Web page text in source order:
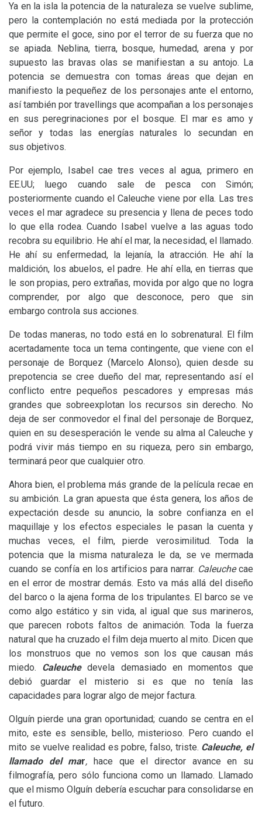
Ya en la isla la potencia de la naturaleza se vuelve sublime,
pero la contemplación no está mediada por la protección
que permite el goce, sino por el terror de su fuerza que no
se apiada. Neblina, tierra, bosque, humedad, arena y por
supuesto las bravas olas se manifiestan a su antojo. La
potencia se demuestra con tomas áreas que dejan en
manifiesto la pequeñez de los personajes ante el entorno,
así también por travellings que acompañan a los personajes
en sus peregrinaciones por el bosque. El mar es amo y
señor y todas las energías naturales lo secundan en
sus objetivos.
Por ejemplo, Isabel cae tres veces al agua, primero en
EE.UU; luego cuando sale de pesca con Simón;
posteriormente cuando el Caleuche viene por ella. Las tres
veces el mar agradece su presencia y llena de peces todo
lo que ella rodea. Cuando Isabel vuelve a las aguas todo
recobra su equilibrio. He ahí el mar, la necesidad, el llamado.
He ahí su enfermedad, la lejanía, la atracción. He ahí la
maldición, los abuelos, el padre. He ahí ella, en tierras que
le son propias, pero extrañas, movida por algo que no logra
comprender, por algo que desconoce, pero que sin
embargo controla sus acciones.
De todas maneras, no todo está en lo sobrenatural. El film
acertadamente toca un tema contingente, que viene con el
personaje de Borquez (Marcelo Alonso), quien desde su
prepotencia se cree dueño del mar, representando así el
conflicto entre pequeños pescadores y empresas más
grandes que sobreexplotan los recursos sin derecho. No
deja de ser conmovedor el final del personaje de Borquez,
quien en su desesperación le vende su alma al Caleuche y
podrá vivir más tiempo en su riqueza, pero sin embargo,
terminará peor que cualquier otro.
Ahora bien, el problema más grande de la película recae en
su ambición. La gran apuesta que ésta genera, los años de
expectación desde su anuncio, la sobre confianza en el
maquillaje y los efectos especiales le pasan la cuenta y
muchas veces, el film, pierde verosimilitud. Toda la
potencia que la misma naturaleza le da, se ve mermada
cuando se confía en los artificios para narrar. Caleuchecae
en el error de mostrar demás. Esto va más allá del diseño
del barco o la ajena forma de los tripulantes. El barco se ve
como algo estático y sin vida, al igual que sus marineros,
que parecen robots faltos de animación. Toda la fuerza
natural que ha cruzado el film deja muerto al mito. Dicen que
los monstruos que no vemos son los que causan más
miedo. Caleuche devela demasiado en momentos que
debió guardar el misterio si es que no tenía las
capacidades para lograr algo de mejor factura.
Olguín pierde una gran oportunidad; cuando se centra en el
mito, este es sensible, bello, misterioso. Pero cuando el
mito se vuelve realidad es pobre, falso, triste. Caleuche, el
llamado del mar,hace que el director avance en su
filmografía, pero sólo funciona como un llamado. Llamado
que el mismo Olguín debería escuchar para consolidarse en
el futuro.